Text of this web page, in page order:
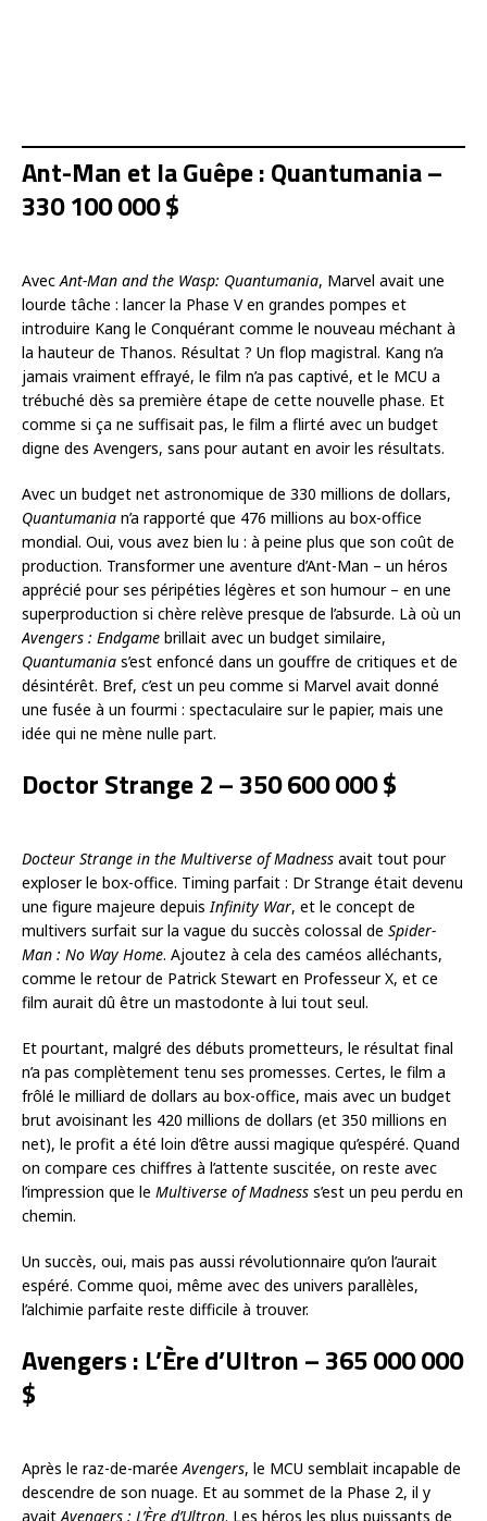
Ant-Man et la Guêpe : Quantumania –
330 100 000 $
AvecAnt-Man and the Wasp: Quantumania, Marvel avait une
lourde tâche : lancer la Phase V en grandes pompes et
introduire Kang le Conquérant comme le nouveau méchant à
la hauteur de Thanos. Résultat ? Un flop magistral. Kang n’a
jamais vraiment effrayé, le film n’a pas captivé, et le MCU a
trébuché dès sa première étape de cette nouvelle phase. Et
comme si ça ne suffisait pas, le film a flirté avec un budget
digne des Avengers, sans pour autant en avoir les résultats.
Avec un budget net astronomique de 330 millions de dollars,
Quantumania n’a rapporté que 476 millions au box-office
mondial. Oui, vous avez bien lu : à peine plus que son coût de
production. Transformer une aventure d’Ant-Man – un héros
apprécié pour ses péripéties légères et son humour – en une
superproduction si chère relève presque de l’absurde. Là où un
Avengers : Endgame brillait avec un budget similaire,
Quantumania s’est enfoncé dans un gouffre de critiques et de
désintérêt. Bref, c’est un peu comme si Marvel avait donné
une fusée à un fourmi : spectaculaire sur le papier, mais une
idée qui ne mène nulle part.
Doctor Strange 2 – 350 600 000 $
Docteur Strange in the Multiverse of Madness avait tout pour
exploser le box-office. Timing parfait : Dr Strange était devenu
une figure majeure depuisInfinity War, et le concept de
multivers surfait sur la vague du succès colossal de Spider-
Man : No Way Home. Ajoutez à cela des caméos alléchants,
comme le retour de Patrick Stewart en Professeur X, et ce
film aurait dû être un mastodonte à lui tout seul.
Et pourtant, malgré des débuts prometteurs, le résultat final
n’a pas complètement tenu ses promesses. Certes, le film a
frôlé le milliard de dollars au box-office, mais avec un budget
brut avoisinant les 420 millions de dollars (et 350 millions en
net), le profit a été loin d’être aussi magique qu’espéré. Quand
on compare ces chiffres à l’attente suscitée, on reste avec
l’impression que le Multiverse of Madness s’est un peu perdu en
chemin.
Un succès, oui, mais pas aussi révolutionnaire qu’on l’aurait
espéré. Comme quoi, même avec des univers parallèles,
l’alchimie parfaite reste difficile à trouver.
Avengers : L’Ère d’Ultron – 365 000 000
$
Après le raz-de-maréeAvengers, le MCU semblait incapable de
descendre de son nuage. Et au sommet de la Phase 2, il y
avaitAvengers : L’Ère d’Ultron. Les héros les plus puissants de